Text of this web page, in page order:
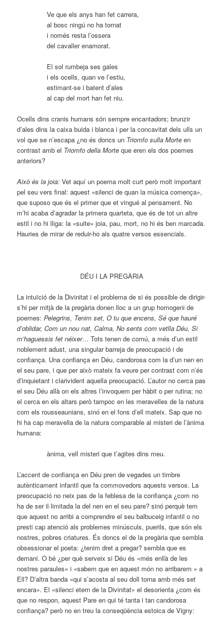
Ve que els anys han fet carrera,
al bosc ningú no ha tornat
i només resta l’ossera
del cavaller enamorat.
El sol rumbeja ses gales
i els ocells, quan ve l’estiu,
estimant-se i batent d’ales
al cap del mort han fet niu.
Ocells dins cranis humans són sempre encantadors; brunzir
d’ales dins la caixa buida i blanca i per la concavitat dels ulls un
vol que se n’escapa ¿no és doncs un Triomfo sulla Morteen
contrast amb el Triomfo della Morteque eren els dos poemes
anteriors?
Això és la joia:Vet aquí un poema molt curt però molt important
pel seu vers final: aquest «silenci de quan la música comença»,
que suposo que és el primer que et vingué al pensament. No
m’hi acaba d’agradar la primera quarteta, que és de tot un altre
estil i no hi lliga: la «suite» joia, pau, mort, no hi és ben marcada.
Hauries de mirar de reduir-ho als quatre versos essencials.
DÉU I LA PREGÀRIA
La intuïció de la Divinitat i el problema de si és possible de dirigir-
s’hi per mitjà de la pregària donen lloc a un grup homogeni de
poemes:Pelegrins, Tenim set, O tu que encens, Sé que hauré
d’oblidar, Com un nou nat, Calma, No sents com vetlla Déu, Si
m’haguessis fet néixer… Tots tenen de comú, a més d’un estil
noblement adust, una singular barreja de preocupació i de
confiança. Una confiança en Déu, candorosa com la d’un nen en
el seu pare, i que per això mateix fa veure per contrast com n’és
d’inquietant i clarivident aquella preocupació. L’autor no cerca pas
el seu Déu allà on els altres l’invoquem per hàbit o per rutina; no
el cerca en els altars però tampoc en les meravelles de la natura
com els rousseaunians, sinó en el fons d’ell mateix. Sap que no
hi ha cap meravella de la natura comparable al misteri de l’ànima
humana:
ànima, vell misteri que t’agites dins meu.
L’accent de confiança en Déu pren de vegades un timbre
autènticament infantil que fa commovedors aquests versos. La
preocupació no neix pas de la feblesa de la confiança ¿com no
ha de ser il·limitada la del nen en el seu pare? sinó perquè tem
que aquest no arribi a comprendre el seu balbuceig infantil o no
presti cap atenció als problemes minúsculs, puerils, que són els
nostres, pobres criatures. És doncs el de la pregària que sembla
obsessionar el poeta: ¿tenim dret a pregar? sembla que es
demani. O bé ¿per què serveix si Déu és «més enllà de les
nostres paraules» i «sabem que en aquest món no arribarem » a
Ell? D’altra banda «qui s’acosta al seu doll torna amb més set
encara». El «silenci etern de la Divinitat» el desorienta ¿com és
que no respon, aquest Pare en qui té tanta i tan candorosa
confiança? però no en treu la conseqüència estoica de Vigny: